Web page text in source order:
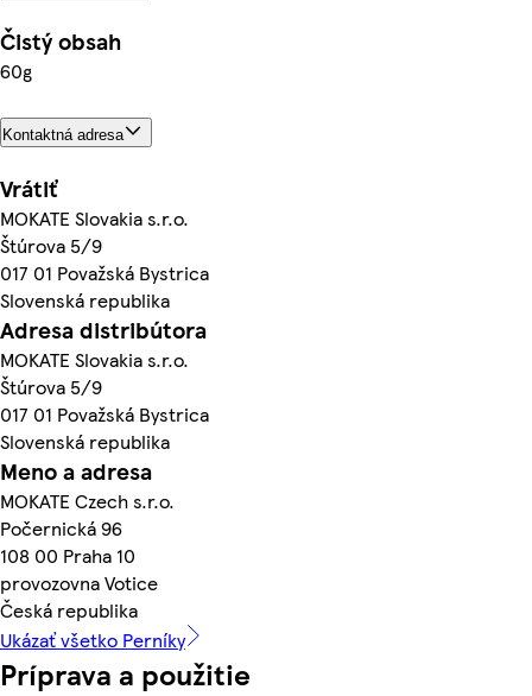
Čistý obsah
60g
Kontaktná adresa
Vrátiť
MOKATE Slovakia s.r.o.
Štúrova 5/9
017 01 Považská Bystrica
Slovenská republika
Adresa distribútora
MOKATE Slovakia s.r.o.
Štúrova 5/9
017 01 Považská Bystrica
Slovenská republika
Meno a adresa
MOKATE Czech s.r.o.
Počernická 96
108 00 Praha 10
provozovna Votice
Česká republika
Ukázať všetko Perníky
Príprava a použitie